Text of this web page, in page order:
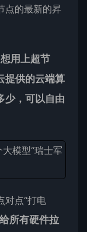
的最新的昇
用上超节
提供的云端算
少，可以自由
对点“打电
给所有硬件拉